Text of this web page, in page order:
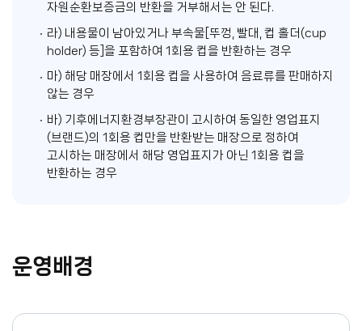
자원순환보증금의 반환을 거부해서는 안 된다.
라) 내용물이 남아있거나 부속물[뚜껑, 빨대, 컵 홀더(cup
holder) 등]을 포함하여 1회용 컵을 반환하는 경우
마) 해당 매장에서 1회용 컵을 사용하여 음료류를 판매하지
않는 경우
바) 기후에너지환경부장관이 고시하여 동일한 영업표지
(브랜드)의 1회용 컵만을 반환받는 매장으로 정하여
고시하는 매장에서 해당 영업표지가 아닌 1회용 컵을
반환하는 경우
운영배경